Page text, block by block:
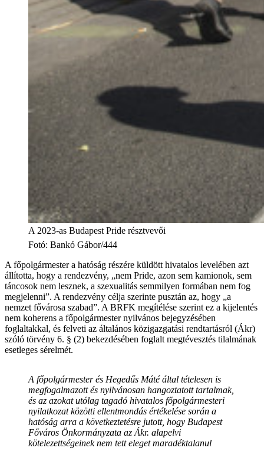
A 2023-as Budapest Pride résztvevői
Fotó: Bankó Gábor/444
A főpolgármester a hatóság részére küldött hivatalos levelében azt
állította, hogy a rendezvény, „nem Pride, azon sem kamionok, sem
táncosok nem lesznek, a szexualitás semmilyen formában nem fog
megjelenni”. A rendezvény célja szerinte pusztán az, hogy „a
nemzet fővárosa szabad”. A BRFK megítélése szerint ez a kijelentés
nem koherens a főpolgármester nyilvános bejegyzésében
foglaltakkal, és felveti az általános közigazgatási rendtartásról (Ákr)
szóló törvény 6. § (2) bekezdésében foglalt megtévesztés tilalmának
esetleges sérelmét.
A főpolgármester és Hegedűs Máté által tételesen is
megfogalmazott és nyilvánosan hangoztatott tartalmak,
és az azokat utólag tagadó hivatalos főpolgármesteri
nyilatkozat közötti ellentmondás értékelése során a
hatóság arra a következtetésre jutott, hogy Budapest
Főváros Önkormányzata az Ákr. alapelvi
kötelezettségeinek nem tett eleget maradéktalanul